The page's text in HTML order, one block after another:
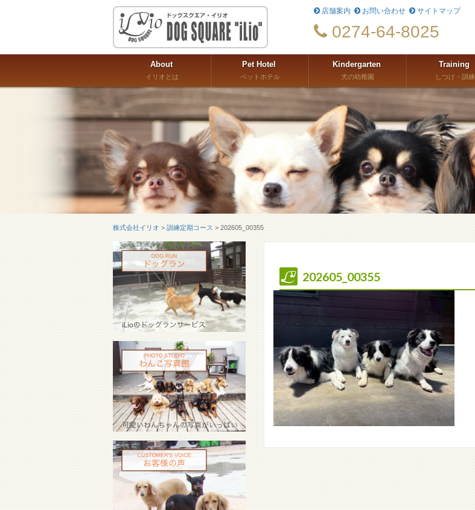
店舗案内 お問い合わせ サイトマップ
0274-64-8025
About
イリオとは
Pet Hotel
ペットホテル
Kindergarten
犬の幼稚園
Training
しつけ・訓練
株式会社イリオ > 訓練定期コース > 202605_00355
202605_00355